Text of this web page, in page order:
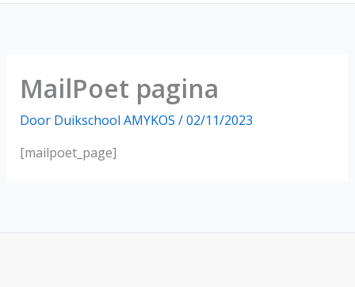
MailPoet pagina
Door Duikschool AMYKOS /02/11/2023
[mailpoet_page]